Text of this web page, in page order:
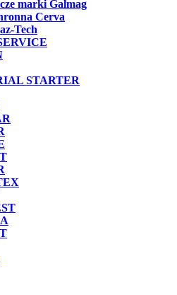
marki Galmag
Cerva
Tech
STARTER